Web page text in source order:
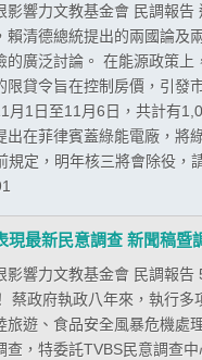
影響力文教基金會 民調報
賴清德總統提出的兩國論及
的廣泛討論。 在能源政策
限貸令旨在控制房價，引發
月1日至11月6日，共計有
出在菲律賓蓋綠能電廠，將
規定，明年核三將會除役
現最新民意調查 新聞稿暨
影響力文教基金會 民調報
蔡政府執政八年來，執行
旅遊、食品安全風暴危機處
查，特委託TVBS民意調查